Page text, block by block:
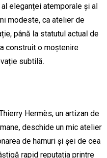
eleganței atemporale și al
modeste, ca atelier de
până la statutul actual de
construit o moștenire
subtilă.
Hermès, un artizan de
deschide un mic atelier
de hamuri și șei de cea
rapid reputația printre